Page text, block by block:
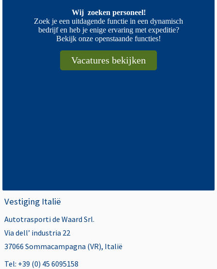
Privacyverklaring
Betalingsvoorwaarden
Vestiging Italië
Autotrasporti de Waard Srl.
Via dell’ industria 22
37066 Sommacampagna (VR), Italië
Tel: +39 (0) 45 6095158
Wij zoeken personeel!
Zoek je een uitdagende functie in een dynamisch
bedrijf en heb je enige ervaring met expeditie?
Bekijk onze openstaande functies!
Vacatures bekijken